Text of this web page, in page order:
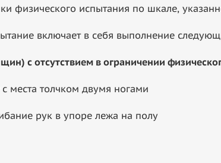
физического испытания по шкале,
включает в себя выполнение
с отсутствием в ограничении
места толчком двумя ногами
рук в упоре лежа на полу